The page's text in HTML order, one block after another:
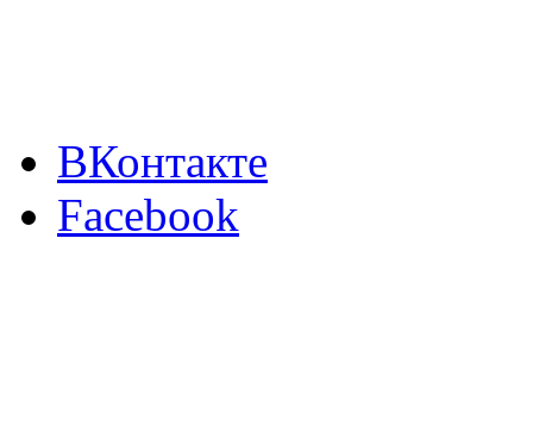
ВКонтакте
Facebook